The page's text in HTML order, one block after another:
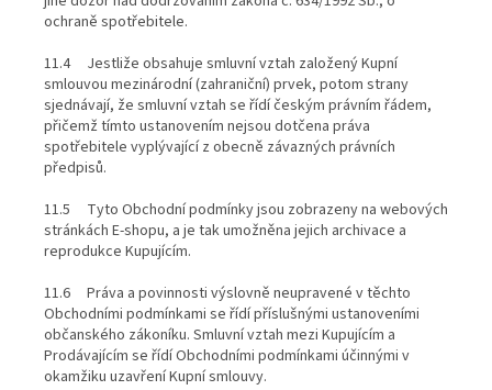
ochraně spotřebitele.
11.4 Jestliže obsahuje smluvní vztah založený Kupní
smlouvou mezinárodní (zahraniční) prvek, potom strany
sjednávají, že smluvní vztah se řídí českým právním řádem,
přičemž tímto ustanovením nejsou dotčena práva
spotřebitele vyplývající z obecně závazných právních
předpisů.
11.5 Tyto Obchodní podmínky jsou zobrazeny na webových
stránkách E-shopu, a je tak umožněna jejich archivace a
reprodukce Kupujícím.
11.6 Práva a povinnosti výslovně neupravené v těchto
Obchodními podmínkami se řídí příslušnými ustanoveními
občanského zákoníku. Smluvní vztah mezi Kupujícím a
Prodávajícím se řídí Obchodními podmínkami účinnými v
okamžiku uzavření Kupní smlouvy.